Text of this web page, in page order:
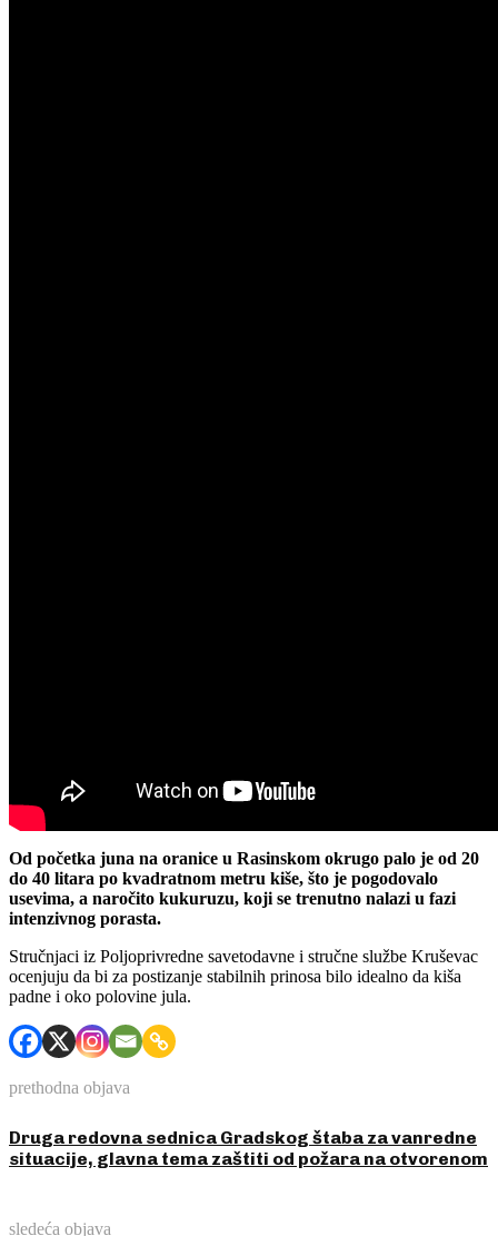
Od početka juna na oranice u Rasinskom okrugo palo je od 20
do 40 litara po kvadratnom metru kiše, što je pogodovalo
usevima, a naročito kukuruzu, koji se trenutno nalazi u fazi
intenzivnog porasta.
Stručnjaci iz Poljoprivredne savetodavne i stručne službe Kruševac
ocenjuju da bi za postizanje stabilnih prinosa bilo idealno da kiša
padne i oko polovine jula.
prethodna objava
Druga redovna sednica Gradskog štaba za vanredne
situacije, glavna tema zaštiti od požara na otvorenom
sledeća objava